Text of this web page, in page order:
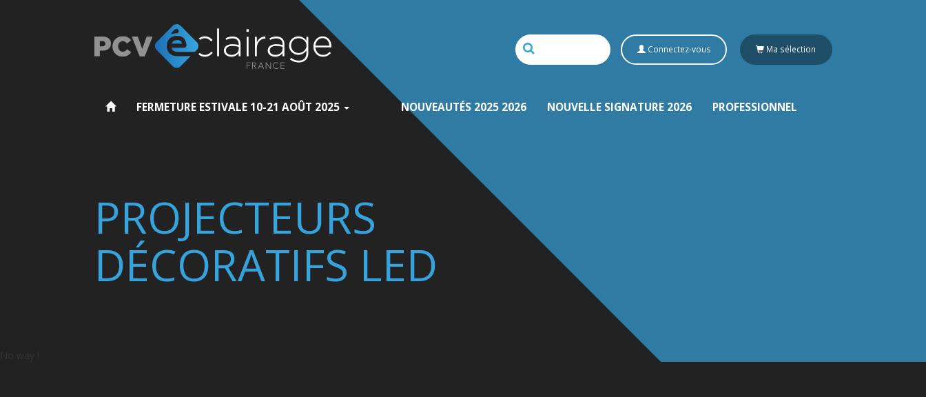
Connectez-vous Ma sélection
FERMETURE ESTIVALE 10-21 AOÛT 2025 NOUVEAUTÉS 2025 2026 NOUVELLE SIGNATURE 2026 PROFESSIONNEL
PROJECTEURS
DÉCORATIFS LED